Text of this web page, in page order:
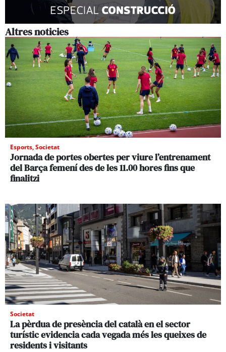
Altres noticies
Esports,Societat
Jornada de portes obertes per viure l’entrenament
del Barça femení des de les 11.00 hores fins que
finalitzi
Societat
La pèrdua de presència del català en el sector
turístic evidencia cada vegada més les queixes de
residents i visitants